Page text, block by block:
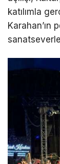
katılımla
Karahan’ın